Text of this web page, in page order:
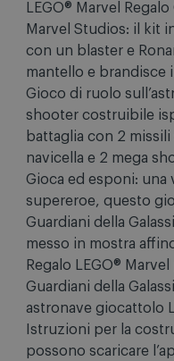
LEGO® Marvel
Marvel Studios: il kit
con un blaster e
mantello e brandisce
Gioco di ruolo
shooter costruibile
battaglia con 2
navicella e 2 mega
Gioca ed esponi: una
supereroe, questo
Guardiani della
messo in mostra
Regalo LEGO®
Guardiani della
astronave giocattolo
Istruzioni per la
possono scaricare